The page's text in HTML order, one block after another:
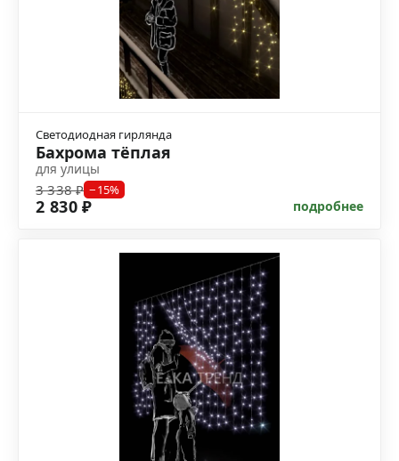
Светодиодная гирлянда
Бахрома тёплая
для улицы
3 338 ₽ −15%
2 830 ₽ подробнее